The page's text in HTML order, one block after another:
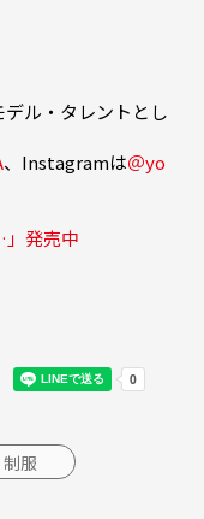
ル・タレントとし
、Instagramは＠yo
発売中
制服